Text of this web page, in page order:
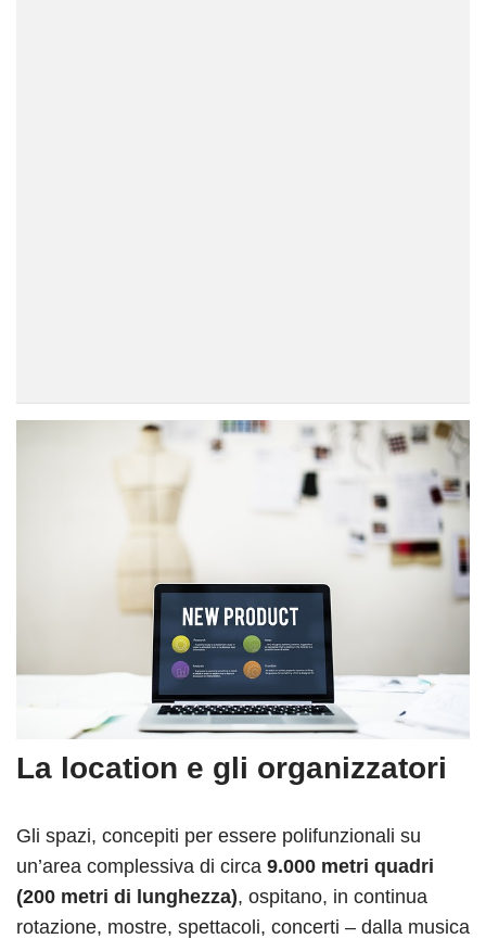
La location e gli organizzatori
Gli spazi, concepiti per essere polifunzionali su
un’area complessiva di circa 9.000 metri quadri
(200 metri di lunghezza), ospitano, in continua
rotazione, mostre, spettacoli, concerti – dalla musica